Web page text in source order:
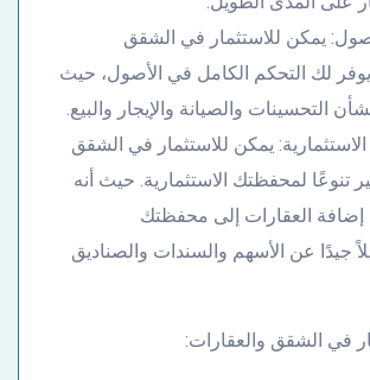
يمكن للاستثمار في الشقق
لك التحكم الكامل في الأصول، حيث
التحسينات والصيانة والإيجار والبيع.
يمكن للاستثمار في الشقق
تنوعًا لمحفظتك الاستثمارية. حيث أنه
العقارات إلى محفظتك
جيدًا عن الأسهم والسندات والصناديق
في الشقق والعقارات: